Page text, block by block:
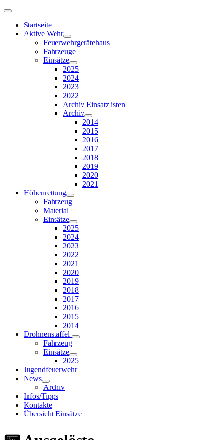
Startseite
Aktive Wehr
Feuerwehrgerätehaus
Fahrzeuge
Einsätze
2025
2024
2023
2022
Archiv Einsatzlisten
Archiv
2014
2015
2016
2017
2018
2019
2020
2021
Höhenrettung
Fahrzeug
Material
Einsätze
2025
2024
2023
2022
2021
2020
2019
2018
2017
2016
2015
2014
Drohnenstaffel
Fahrzeug
Einsätze
2025
Jugendfeuerwehr
News
Archiv
Infos/Tipps
Kontakte
Übersicht Einsätze